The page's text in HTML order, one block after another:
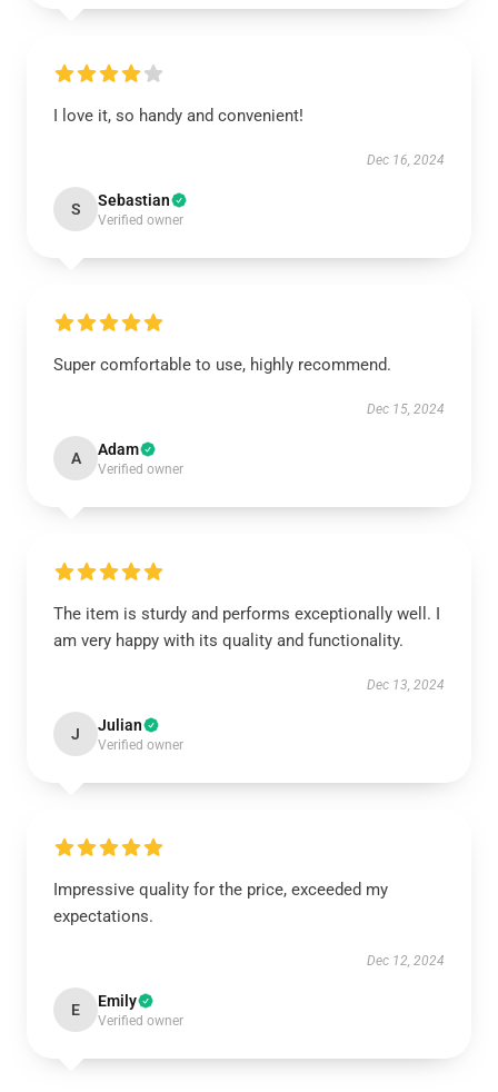
I love it, so handy and convenient!
Dec 16, 2024
S Sebastian
Verified owner
Super comfortable to use, highly recommend.
Dec 15, 2024
A Adam
Verified owner
The item is sturdy and performs exceptionally well. I
am very happy with its quality and functionality.
Dec 13, 2024
J Julian
Verified owner
Impressive quality for the price, exceeded my
expectations.
Dec 12, 2024
E Emily
Verified owner